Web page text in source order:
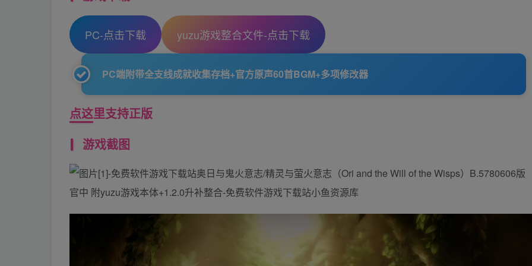
PC-点击下载 yuzu游戏整合文件-点击下载
PC端附带全支线成就收集存档+官方原声60首BGM+多项修改器
点这里支持正版
游戏截图